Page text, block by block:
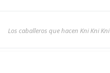
Los caballeros que hacen Kni Kni Kni